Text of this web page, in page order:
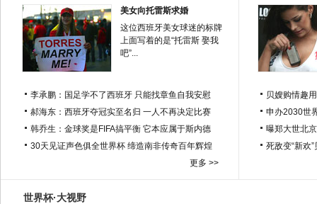
美女向托雷斯求婚
这位西班牙美女球迷的标牌
上面写着的是“托雷斯 娶我
吧”...
李承鹏：国足学不了西班牙 只能找章鱼自我安慰
郝海东：西班牙夺冠实至名归 一人不再决定比赛
韩乔生：金球奖是FIFA搞平衡 它本应属于斯内德
30天见证声色俱全世界杯 缔造南非传奇百年辉煌
更多 >>
贝嫂购情趣
申办2030世
曝郑大世北
死敌变“新欢
世界杯·大视野